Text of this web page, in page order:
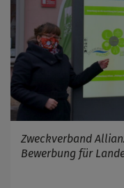
Zweckverband
Bewerbung für